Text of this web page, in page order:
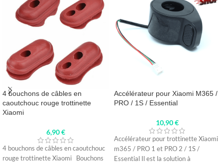
4 bouchons de câbles en
caoutchouc rouge trottinette
Xiaomi
6,90€
4 bouchons de câbles en caoutchouc
rouge trottinette Xiaomi Bouchons
Accélérateur pour Xiaomi M365 /
PRO / 1S / Essential
10,90€
Accélérateur pour trottinette Xiaomi
m365 / PRO 1 et PRO 2 / 1S /
Essential Il est la solution à